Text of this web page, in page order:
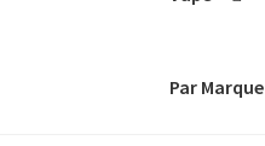
Par Marque